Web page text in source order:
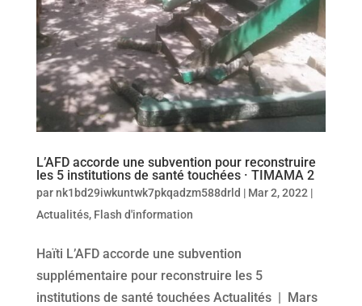
L’AFD accorde une subvention pour reconstruire
les 5 institutions de santé touchées · TIMAMA 2
parnk1bd29iwkuntwk7pkqadzm588drld | Mar 2, 2022 |
Actualités, Flash d'information
Haïti L’AFD accorde une subvention
supplémentaire pour reconstruire les 5
institutions de santé touchées Actualités | Mars